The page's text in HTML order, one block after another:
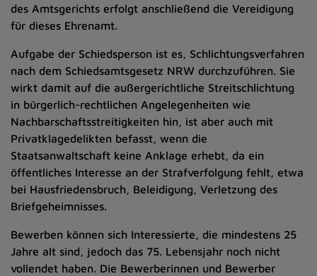
des Amtsgerichts erfolgt anschließend die Vereidigung
für dieses Ehrenamt.
Aufgabe der Schiedsperson ist es, Schlichtungsverfahren
nach dem Schiedsamtsgesetz NRW durchzuführen. Sie
wirkt damit auf die außergerichtliche Streitschlichtung
in bürgerlich-rechtlichen Angelegenheiten wie
Nachbarschaftsstreitigkeiten hin, ist aber auch mit
Privatklagedelikten befasst, wenn die
Staatsanwaltschaft keine Anklage erhebt, da ein
öffentliches Interesse an der Strafverfolgung fehlt, etwa
bei Hausfriedensbruch, Beleidigung, Verletzung des
Briefgeheimnisses.
Bewerben können sich Interessierte, die mindestens 25
Jahre alt sind, jedoch das 75. Lebensjahr noch nicht
vollendet haben. Die Bewerberinnen und Bewerber